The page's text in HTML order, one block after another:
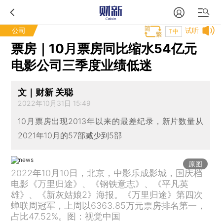
公司 试听
T中
票房｜10月票房同比缩水54亿元
电影公司三季度业绩低迷
文｜财新 关聪
2022年10月31日 15:49
10月票房出现2013年以来的最差纪录，新片数量从
2021年10月的57部减少到5部
原图
2022年10月10日，北京，中影乐成影城，国庆档
电影《万里归途》、《钢铁意志》、《平凡英
雄》、《新灰姑娘2》海报。《万里归途》第四次
蝉联周冠军，上周以6363.85万元票房排名第一，
占比47.52%。图：视觉中国